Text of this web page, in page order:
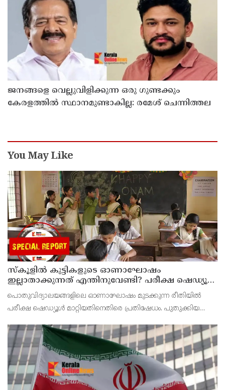
ജനങ്ങളെ വെല്ലുവിളിക്കുന്ന ഒരു ഗുണ്ടക്കും
കേരളത്തില്‍ സ്ഥാനമുണ്ടാകില്ല: രമേശ് ചെന്നിത്തല
You May Like
സ്‌കൂളില്‍ കുട്ടികളുടെ ഓണാഘോഷം
ഇല്ലാതാക്കുന്നത് എന്തിനുവേണ്ടി? പരീക്ഷ ഷെഡ്യൂള്‍
മാറ്റിയത് തിരുത്തുമോ?
പൊതുവിദ്യാലയങ്ങളിലെ ഓണാഘോഷം മുടക്കുന്ന രീതിയില്‍
പരീക്ഷ ഷെഡ്യൂള്‍ മാറ്റിയതിനെതിരെ പ്രതിഷേധം. പുതുക്കിയ
പരീക്ഷ നടത്തും.